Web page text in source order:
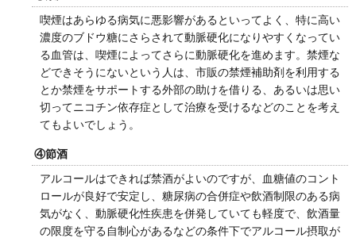
喫煙はあらゆる病気に悪影響があるといってよく、特に高い
濃度のブドウ糖にさらされて動脈硬化になりやすくなってい
る血管は、喫煙によってさらに動脈硬化を進めます。禁煙な
どできそうにないという人は、市販の禁煙補助剤を利用する
とか禁煙をサポートする外部の助けを借りる、あるいは思い
切ってニコチン依存症として治療を受けるなどのことを考え
てもよいでしょう。
④節酒
アルコールはできれば禁酒がよいのですが、血糖値のコント
ロールが良好で安定し、糖尿病の合併症や飲酒制限のある病
気がなく、動脈硬化性疾患を併発していても軽度で、飲酒量
の限度を守る自制心があるなどの条件下でアルコール摂取が